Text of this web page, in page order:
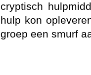
cryptisch
hulp kon
groep een smurf